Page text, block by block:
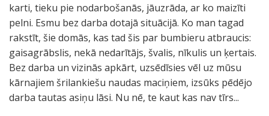
karti, tieku pie nodarbošanās, jāuzrāda, ar ko maizīti
pelni. Esmu bez darba dotajā situācijā. Ko man tagad
rakstīt, šie domās, kas tad šis par bumbieru atbraucis:
gaisagrābslis, nekā nedarītājs, švalis, nīkulis un ķertais.
Bez darba un vizinās apkārt, uzsēdīsies vēl uz mūsu
kārnajiem šrilankiešu naudas maciņiem, izsūks pēdējo
darba tautas asiņu lāsi. Nu nē, te kaut kas nav tīrs...